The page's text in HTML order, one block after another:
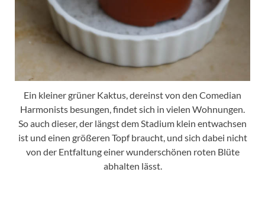
Ein kleiner grüner Kaktus, dereinst von den Comedian
Harmonists besungen, findet sich in vielen Wohnungen.
So auch dieser, der längst dem Stadium klein entwachsen
ist und einen größeren Topf braucht, und sich dabei nicht
von der Entfaltung einer wunderschönen roten Blüte
abhalten lässt.